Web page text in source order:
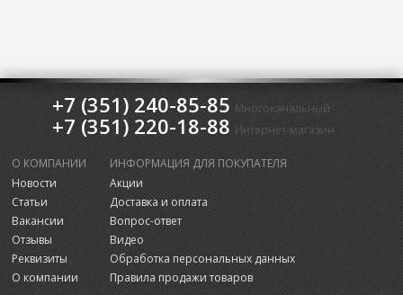
+7 (351) 240-85-85 Многоканальный
+7 (351) 220-18-88 Интернет-магазин
О КОМПАНИИ
Новости
Статьи
Вакансии
Отзывы
Реквизиты
О компании
ИНФОРМАЦИЯ ДЛЯ ПОКУПАТЕЛЯ
Акции
Доставка и оплата
Вопрос-ответ
Видео
Обработка персональных данных
Правила продажи товаров